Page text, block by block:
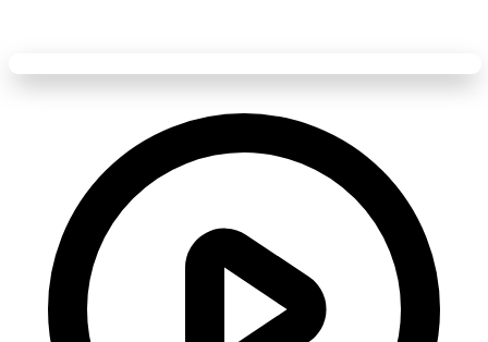
Lecture disponible • Cliquez pour lancer
Extrait du DVD
The Specials sorti en 2001 par Shania Twain
compose de deux émissions spéciales diffusées à l’époque de
. Le premier concert est appelé Winter Break
et a été tourné
Miami pour 10.000 personnes. Il a été diffusé sur CBS
en mars
1999. le groupe
Backstreet Boys
était invité spécial pendant
l’émission. Ils interprètent ensemble
From This Moment On
, l’une
des chansons les plus connues deShania Twain.